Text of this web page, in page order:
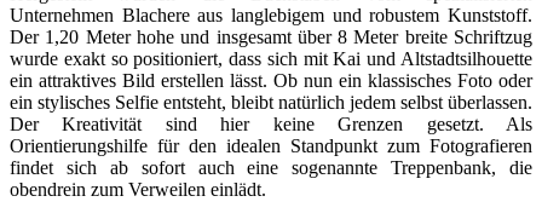
Unternehmen Blachere aus langlebigem und robustem Kunststoff.
Der 1,20 Meter hohe und insgesamt über 8 Meter breite Schriftzug
wurde exakt so positioniert, dass sich mit Kai und Altstadtsilhouette
ein attraktives Bild erstellen lässt. Ob nun ein klassisches Foto oder
ein stylisches Selfie entsteht, bleibt natürlich jedem selbst überlassen.
Der Kreativität sind hier keine Grenzen gesetzt. Als
Orientierungshilfe für den idealen Standpunkt zum Fotografieren
findet sich ab sofort auch eine sogenannte Treppenbank, die
obendrein zum Verweilen einlädt.